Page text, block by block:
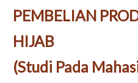
PEMBELIAN
HIJAB
(Studi Pada